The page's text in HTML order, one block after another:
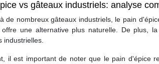
vs gâteaux industriels: analyse
de nombreux gâteaux industriels, le pain
une alternative plus naturelle. De plus,
industrielles.
il est important de noter que le pain d'épice